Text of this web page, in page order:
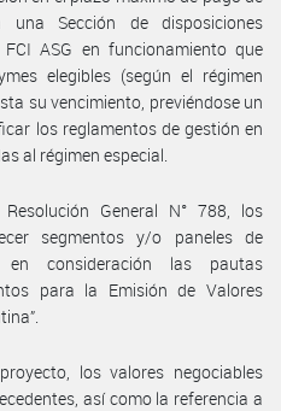
Sección de disposiciones
ASG en funcionamiento que
elegibles (según el régimen
su vencimiento, previéndose un
los reglamentos de gestión en
al régimen especial.
General N° 788, los
segmentos y/o paneles de
en consideración las pautas
para la Emisión de Valores
los valores negociables
así como la referencia a